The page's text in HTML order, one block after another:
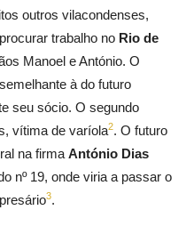
outros vilacondenses,
trabalho no Rio de
Manoel e António. O
à do futuro
seu sócio. O segundo
vítima de varíola2. O futuro
na firma António Dias
nº 19, onde viria a passar o
3.